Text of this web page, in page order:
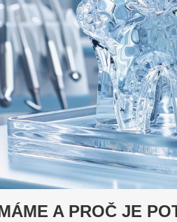
A PROČ JE